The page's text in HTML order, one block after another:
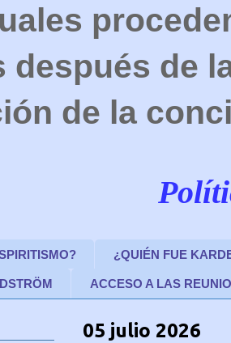
después de
de la
¿QUIÉN FUE
ACCESO A LAS
05 julio 2026